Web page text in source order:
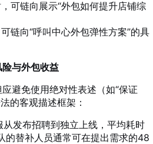
可链向展示“外包如何提升店铺综
链向“呼叫中心外包弹性方案”的具
与外包收益
避免使用绝对性表述（如“保证
的客观描述框架：
从发布招聘到独立上线，平均耗时
的替补人员通常可在提出需求的48